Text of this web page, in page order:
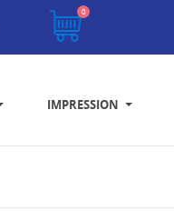
0
IMPRESSION